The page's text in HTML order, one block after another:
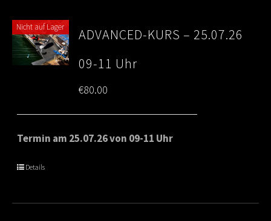
Nicht auf Lager
ADVANCED-KURS – 25.07.26
09-11 Uhr
€80.00
Termin am 25.07.26 von 09-11 Uhr
Details